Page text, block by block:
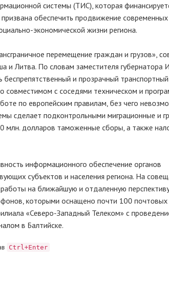
системы (ТИС), которая
обеспечить продвижение современных
экономической жизни региона.
перемещение граждан и грузов»,
Литва. По словам заместителя губернатора
и прозрачный
совместимом с соседями техническом и
по европейским правилам, без чего
сделает подконтрольными миграционные и
млн. долларов таможенные сборы, а также
информационного обеспечение органов
субъектов и населения региона. На
на ближайшую и отдаленную
которыми оснащено почти 100
«Северо-Западный Телеком» с
в Балтийске.
Ctrl+Enter